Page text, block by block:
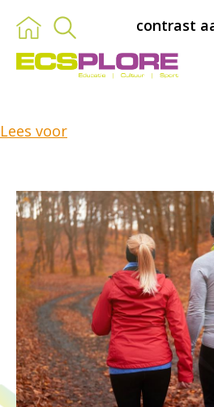
contrast
Lees voor